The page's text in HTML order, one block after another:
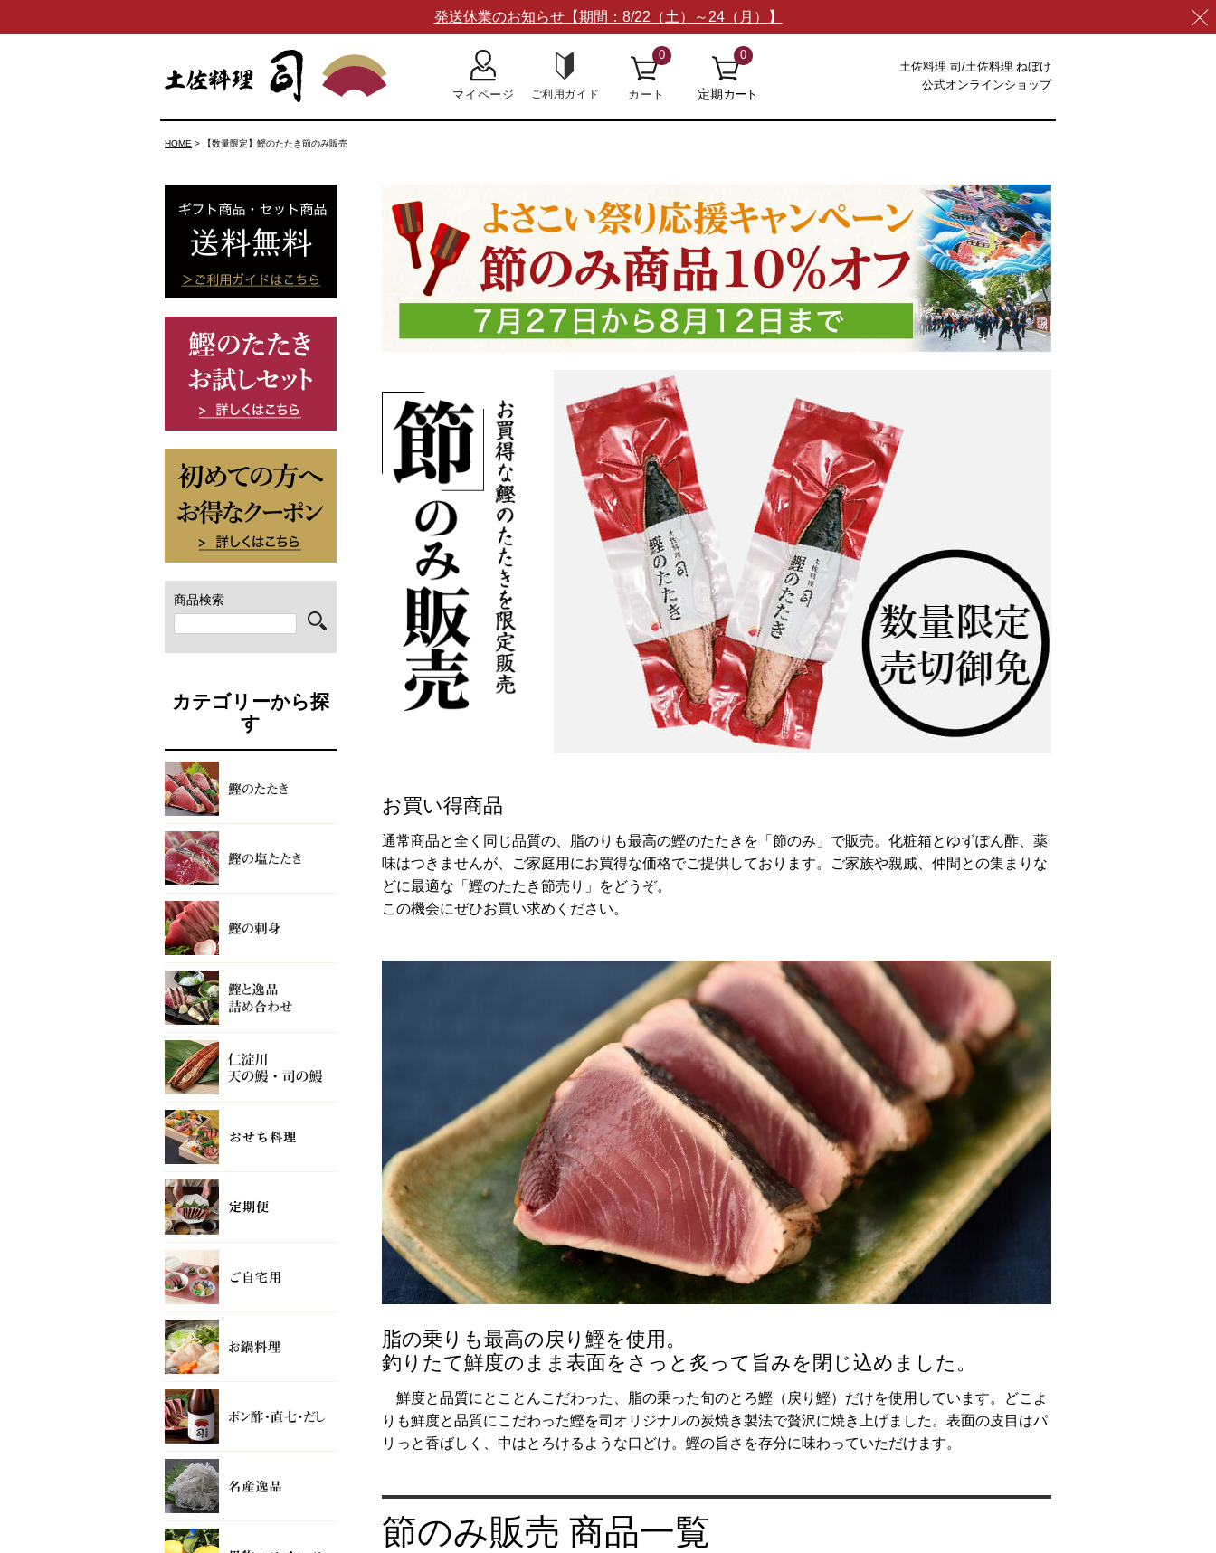
発送休業のお知らせ【期間：8/22（土）～24（月）】
0
0
土佐料理 司/土佐料理 ねぼけ
公式オンラインショップ
HOME 【数量限定】鰹のたたき節のみ販売
商品検索
カテゴリーから探
す
お買い得商品
通常商品と全く同じ品質の、脂のりも最高の鰹のたたきを「節のみ」で販売。化粧箱とゆずぽん酢、薬
味はつきませんが、ご家庭用にお買得な価格でご提供しております。ご家族や親戚、仲間との集まりな
どに最適な「鰹のたたき節売り」をどうぞ。
この機会にぜひお買い求めください。
脂の乗りも最高の戻り鰹を使用。
釣りたて鮮度のまま表面をさっと炙って旨みを閉じ込めました。
鮮度と品質にとことんこだわった、脂の乗った旬のとろ鰹（戻り鰹）だけを使用しています。どこよ
りも鮮度と品質にこだわった鰹を司オリジナルの炭焼き製法で贅沢に焼き上げました。表面の皮目はパ
リっと香ばしく、中はとろけるような口どけ。鰹の旨さを存分に味わっていただけます。
節のみ販売 商品一覧